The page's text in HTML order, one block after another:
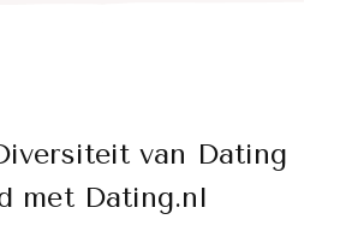
van Dating
met Dating.nl